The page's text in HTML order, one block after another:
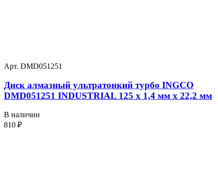
Арт. DMD051251
Диск алмазный ультратонкий турбо INGCO
DMD051251 INDUSTRIAL 125 х 1,4 мм x 22,2 мм
В наличии
810 ₽